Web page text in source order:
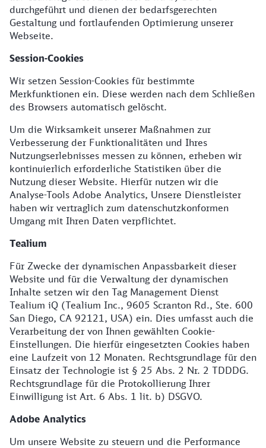
durchgeführt und dienen der bedarfsgerechten
Gestaltung und fortlaufenden Optimierung unserer
Webseite.
Session-Cookies
Wir setzen Session-Cookies für bestimmte
Merkfunktionen ein. Diese werden nach dem Schließen
des Browsers automatisch gelöscht.
Um die Wirksamkeit unserer Maßnahmen zur
Verbesserung der Funktionalitäten und Ihres
Nutzungserlebnisses messen zu können, erheben wir
kontinuierlich erforderliche Statistiken über die
Nutzung dieser Website. Hierfür nutzen wir die
Analyse-Tools Adobe Analytics, Unsere Dienstleister
haben wir vertraglich zum datenschutzkonformen
Umgang mit Ihren Daten verpflichtet.
Tealium
Für Zwecke der dynamischen Anpassbarkeit dieser
Website und für die Verwaltung der dynamischen
Inhalte setzen wir den Tag Management Dienst
Tealium iQ (Tealium Inc., 9605 Scranton Rd., Ste. 600
San Diego, CA 92121, USA) ein. Dies umfasst auch die
Verarbeitung der von Ihnen gewählten Cookie-
Einstellungen. Die hierfür eingesetzten Cookies haben
eine Laufzeit von 12 Monaten. Rechtsgrundlage für den
Einsatz der Technologie ist § 25 Abs. 2 Nr. 2 TDDDG.
Rechtsgrundlage für die Protokollierung Ihrer
Einwilligung ist Art. 6 Abs. 1 lit. b) DSGVO.
Adobe Analytics
Um unsere Website zu steuern und die Performance